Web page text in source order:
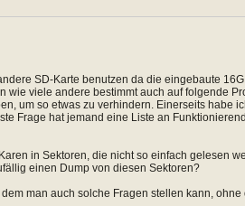
SD-Karte benutzen da die eingebaute
wie viele andere bestimmt auch auf folgende
um so etwas zu verhindern. Einerseits habe
Frage hat jemand eine Liste an
in Sektoren, die nicht so einfach gelesen
einen Dump von diesen Sektoren?
man auch solche Fragen stellen kann,